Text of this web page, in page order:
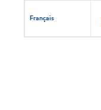
Français